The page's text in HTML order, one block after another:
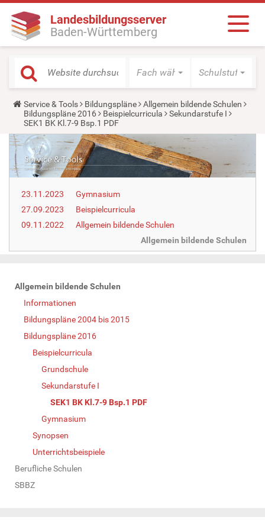
Landesbildungsserver
Baden-Württemberg
Fach wählen Schulstufe
Y
o
u
a
r
h
e
r
:
Service & Tools Bildungspläne
Allgemein bildende Schulen
Bildungspläne 2016
Beispielcurricula
Sekundarstufe I
SEK1 BK Kl.7-9 Bsp.1 PDF
23.11.2023
Gymnasium
27.09.2023
Beispielcurricula
09.11.2022
Allgemein bildende Schulen
Allgemein bildende Schulen
N
Allgemein bildende Schulen
Informationen
Bildungspläne 2004 bis 2015
Bildungspläne 2016
Beispielcurricula
Grundschule
Sekundarstufe I
SEK1 BK Kl.7-9 Bsp.1 PDF
Gymnasium
Synopsen
Unterrichtsbeispiele
Berufliche Schulen
SBBZ